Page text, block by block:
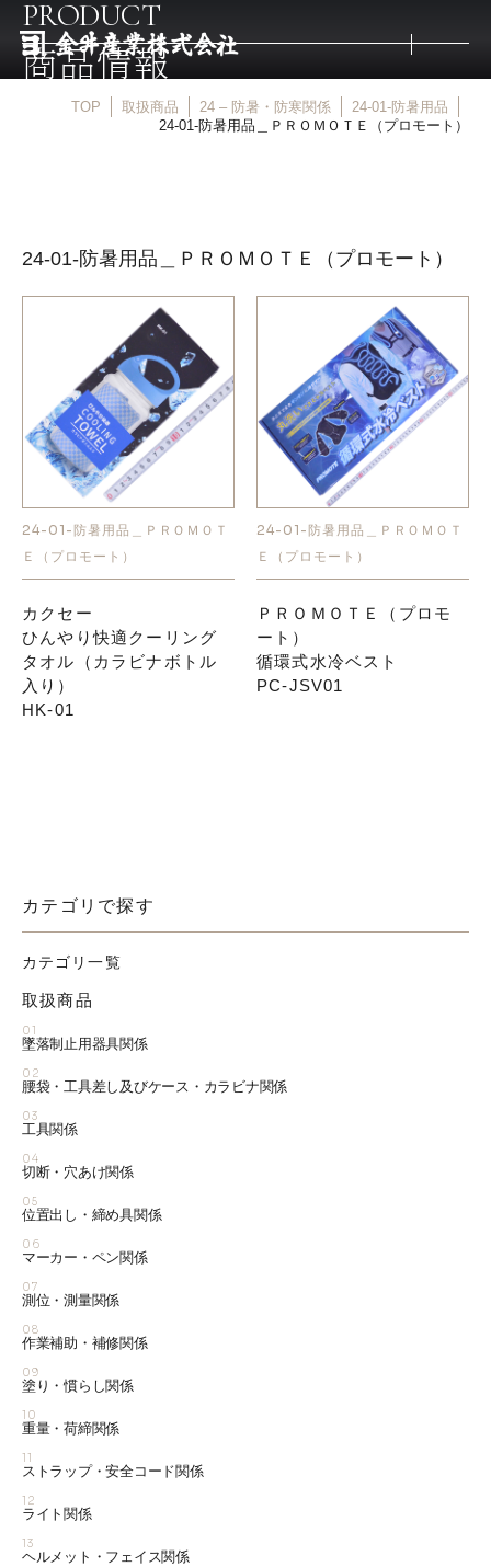
取扱メーカー
金井産業の強み
マルキン印
庖斬巴
お知らせ
採用情報
PRODUCT
商品情報
TOP 取扱商品 24 – 防暑・防寒関係
24-01-防暑用品
24-01-防暑用品＿ＰＲＯＭＯＴＥ（プロモート）
24-01-防暑用品＿ＰＲＯＭＯＴＥ（プロモート）
24-01-防暑用品＿ＰＲＯＭＯＴ
Ｅ（プロモート）
カクセー
ひんやり快適クーリング
タオル（カラビナボトル
入り）
HK-01
24-01-防暑用品＿ＰＲＯＭＯＴ
Ｅ（プロモート）
ＰＲＯＭＯＴＥ（プロモ
ート）
循環式水冷ベスト
PC-JSV01
カテゴリで探す
カテゴリ一覧
取扱商品
01
墜落制止用器具関係
02
腰袋・工具差し及びケース・カラビナ関係
03
工具関係
04
切断・穴あけ関係
05
位置出し・締め具関係
06
マーカー・ペン関係
07
測位・測量関係
08
作業補助・補修関係
09
塗り・慣らし関係
10
重量・荷締関係
11
ストラップ・安全コード関係
12
ライト関係
13
ヘルメット・フェイス関係